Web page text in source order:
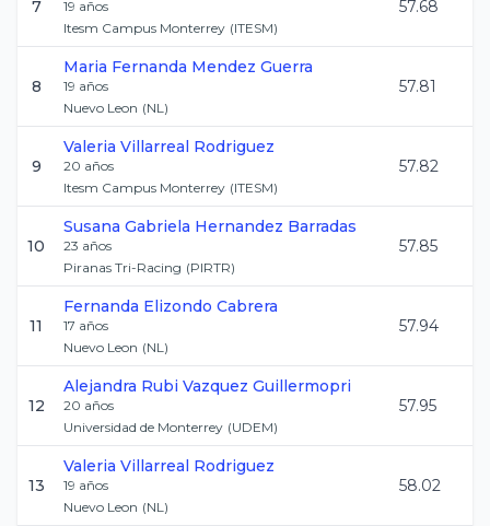
7 19 años
Itesm Campus Monterrey (ITESM)
57.68
8
Maria Fernanda Mendez Guerra
19 años
Nuevo Leon (NL)
57.81
9
Valeria Villarreal Rodriguez
20 años
Itesm Campus Monterrey (ITESM)
57.82
10
Susana Gabriela Hernandez Barradas
23 años
Piranas Tri-Racing (PIRTR)
57.85
11
Fernanda Elizondo Cabrera
17 años
Nuevo Leon (NL)
57.94
12
Alejandra Rubi Vazquez Guillermopri
20 años
Universidad de Monterrey (UDEM)
57.95
13
Valeria Villarreal Rodriguez
19 años
Nuevo Leon (NL)
58.02